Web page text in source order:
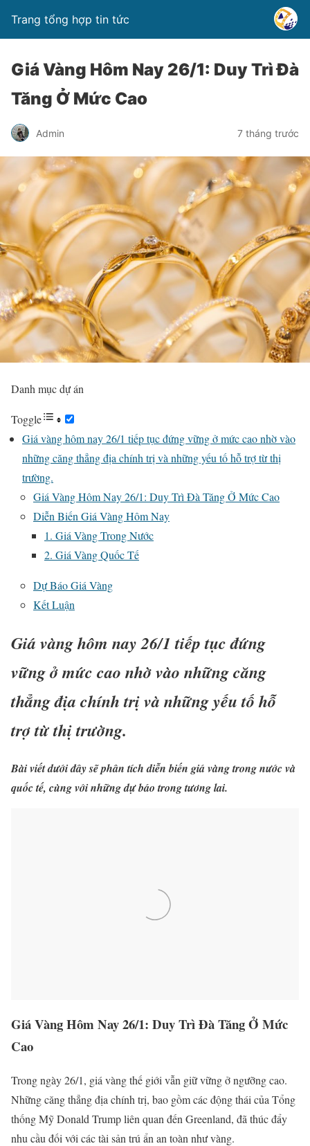
Trang tổng hợp tin tức
Giá Vàng Hôm Nay 26/1: Duy Trì Đà
Tăng Ở Mức Cao
Admin 7 tháng trước
Danh mục dự án
Toggle
Giá vàng hôm nay 26/1 tiếp tục đứng vững ở mức cao nhờ vào
những căng thẳng địa chính trị và những yếu tố hỗ trợ từ thị
trường.
Giá Vàng Hôm Nay 26/1: Duy Trì Đà Tăng Ở Mức Cao
Diễn Biến Giá Vàng Hôm Nay
1. Giá Vàng Trong Nước
2. Giá Vàng Quốc Tế
Dự Báo Giá Vàng
Kết Luận
Giá vàng hôm nay 26/1 tiếp tục đứng
vững ở mức cao nhờ vào những căng
thẳng địa chính trị và những yếu tố hỗ
trợ từ thị trường.
Bài viết dưới đây sẽ phân tích diễn biến giá vàng trong nước và
quốc tế, cùng với những dự báo trong tương lai.
Giá Vàng Hôm Nay 26/1: Duy Trì Đà Tăng Ở Mức
Cao
Trong ngày 26/1, giá vàng thế giới vẫn giữ vững ở ngưỡng cao.
Những căng thẳng địa chính trị, bao gồm các động thái của Tổng
thống Mỹ Donald Trump liên quan đến Greenland, đã thúc đẩy
nhu cầu đối với các tài sản trú ẩn an toàn như vàng.